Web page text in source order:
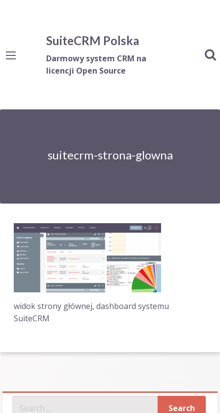
SuiteCRM Polska
Darmowy system CRM na
licencji Open Source
suitecrm-strona-glowna
widok strony głównej, dashboard systemu
SuiteCRM